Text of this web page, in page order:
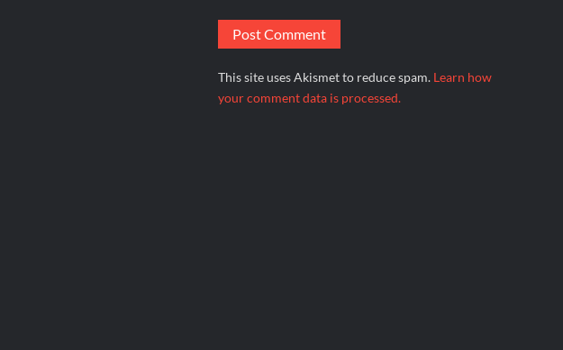
This site uses Akismet to reduce spam. Learn how
your comment data is processed.